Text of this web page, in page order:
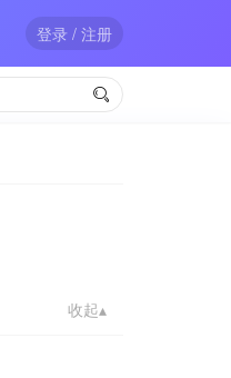
登录 / 注册

收起▴